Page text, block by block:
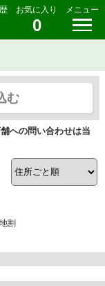
お気に入り
0
メニュー
む
への問い合わせは当
割